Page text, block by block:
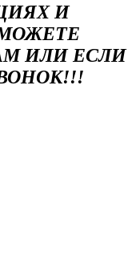
И
ИЛИ ЕСЛИ